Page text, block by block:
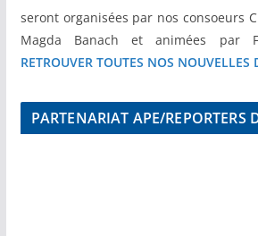
seront organisées par nos consoeurs
Magda Banach et animées par
RETROUVER TOUTES NOS NOUVELLES
PARTENARIAT APE/REPORTERS